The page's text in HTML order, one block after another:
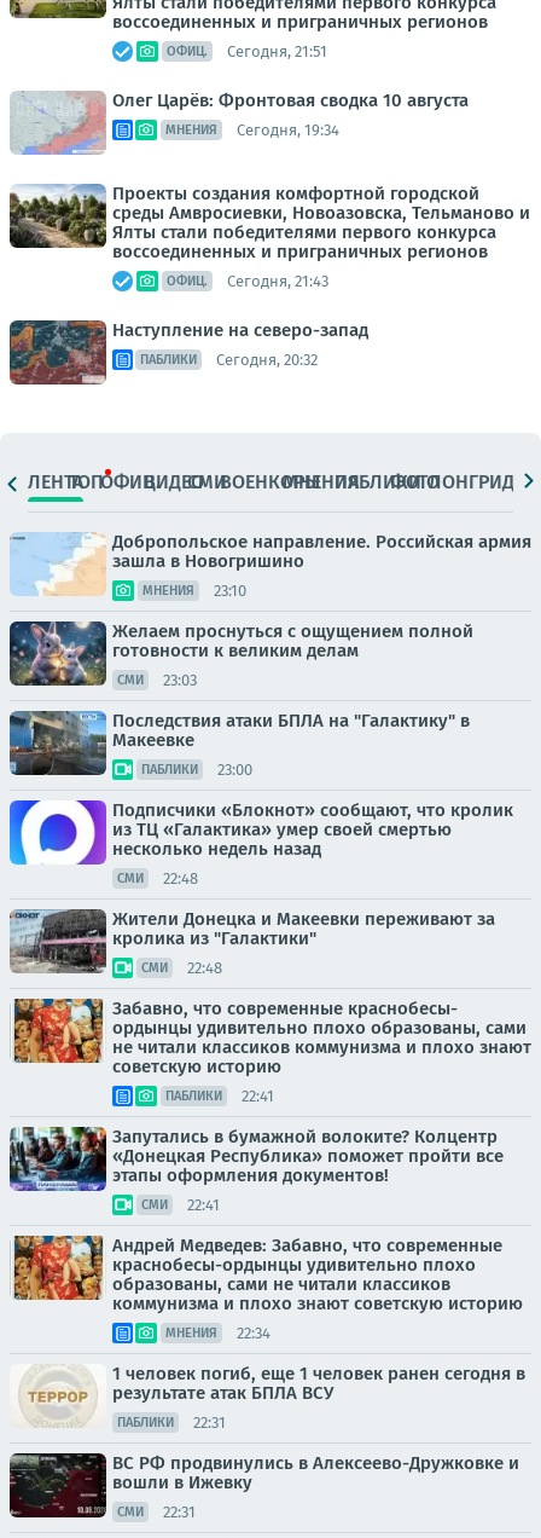
воссоединенных и приграничных регионов
ОФИЦ. Сегодня, 21:51
Олег Царёв: Фронтовая сводка 10 августа
МНЕНИЯ Сегодня, 19:34
Проекты создания комфортной городской
среды Амвросиевки, Новоазовска, Тельманово и
Ялты стали победителями первого конкурса
воссоединенных и приграничных регионов
ОФИЦ. Сегодня, 21:43
Наступление на северо-запад
ПАБЛИКИ Сегодня, 20:32
ЛЕНТАТОПОФИЦ.ВИДЕОСМИВОЕНКОРЫМНЕНИЯПАБЛИКИ
ФОТОЛОНГРИДЫ
Добропольское направление. Российская армия
зашла в Новогришино
МНЕНИЯ 23:10
Желаем проснуться с ощущением полной
готовности к великим делам
СМИ 23:03
Последствия атаки БПЛА на "Галактику" в
Макеевке
ПАБЛИКИ 23:00
Подписчики «Блокнот» сообщают, что кролик
из ТЦ «Галактика» умер своей смертью
несколько недель назад
СМИ 22:48
Жители Донецка и Макеевки переживают за
кролика из "Галактики"
СМИ 22:48
Забавно, что современные краснобесы-
ордынцы удивительно плохо образованы, сами
не читали классиков коммунизма и плохо знают
советскую историю
ПАБЛИКИ 22:41
Запутались в бумажной волоките? Колцентр
«Донецкая Республика» поможет пройти все
этапы оформления документов!
СМИ 22:41
Андрей Медведев: Забавно, что современные
краснобесы-ордынцы удивительно плохо
образованы, сами не читали классиков
коммунизма и плохо знают советскую историю
МНЕНИЯ 22:34
1 человек погиб, еще 1 человек ранен сегодня в
результате атак БПЛА ВСУ
ПАБЛИКИ 22:31
ВС РФ продвинулись в Алексеево-Дружковке и
вошли в Ижевку
СМИ 22:31